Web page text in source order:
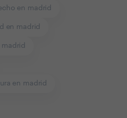
en madrid
en madrid
madrid
en madrid